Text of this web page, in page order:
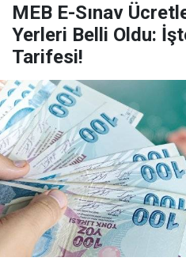
MEB E-Sınav
Yerleri Belli Oldu:
Tarifesi!